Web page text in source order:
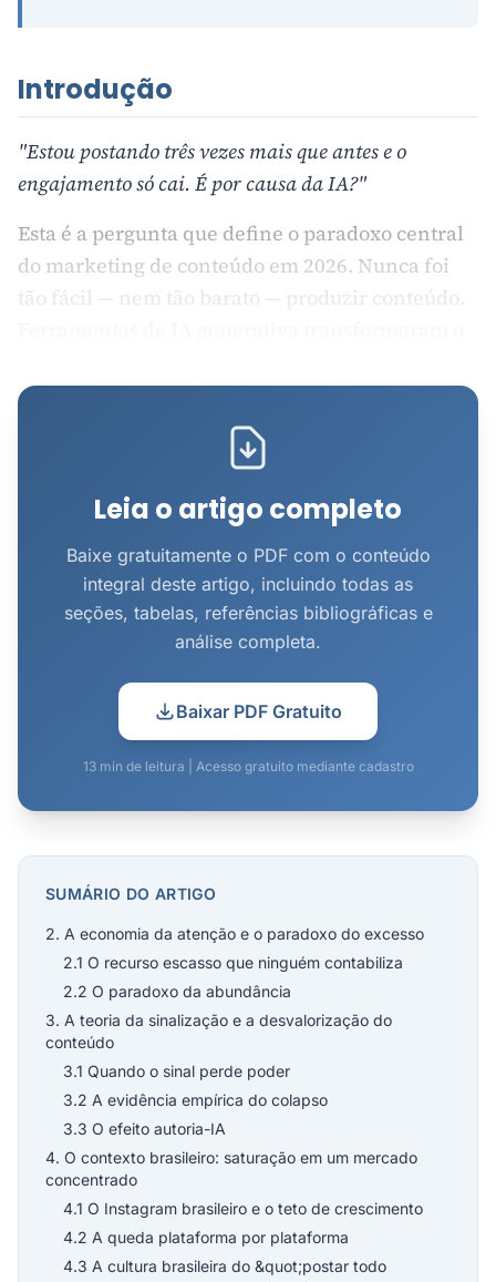
Introdução
"Estou postando três vezes mais que antes e o
engajamento só cai. É por causa da IA?"
Esta é a pergunta que define o paradoxo central
do marketing de conteúdo em 2026. Nunca foi
tão fácil — nem tão barato — produzir conteúdo.
em minutos de iteração com um modelo de
linguagem. A promessa era clara: mais
conteúdo, mais presença, mais engajamento.
Os dados mostram o oposto.
Entre 2024 e 2025,...
Leia o artigo completo
Baixe gratuitamente o PDF com o conteúdo
integral deste artigo, incluindo todas as
seções, tabelas, referências bibliográficas e
análise completa.
Baixar PDF Gratuito
13 min de leitura | Acesso gratuito mediante cadastro
SUMÁRIO DO ARTIGO
2. A economia da atenção e o paradoxo do excesso
2.1 O recurso escasso que ninguém contabiliza
2.2 O paradoxo da abundância
3. A teoria da sinalização e a desvalorização do
conteúdo
3.1 Quando o sinal perde poder
3.2 A evidência empírica do colapso
3.3 O efeito autoria-IA
4. O contexto brasileiro: saturação em um mercado
concentrado
4.1 O Instagram brasileiro e o teto de crescimento
4.2 A queda plataforma por plataforma
4.3 A cultura brasileira do &quot;postar todo